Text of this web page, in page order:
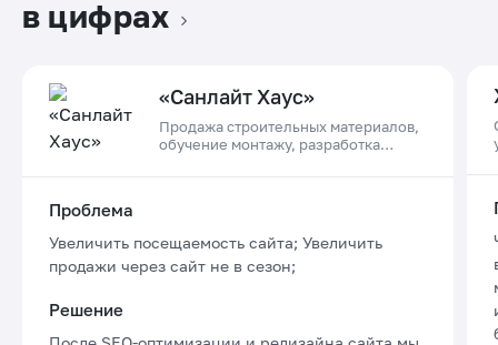
в цифрах
«Санлайт Хаус»
Продажа строительных материалов,
обучение монтажу, разработка
Проблема
Увеличить посещаемость сайта; Увеличить
продажи через сайт не в сезон;
Решение